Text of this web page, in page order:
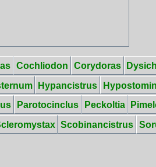
Cochliodon Corydoras
Hypancistrus
Parotocinclus Peckoltia
Scobinancistrus